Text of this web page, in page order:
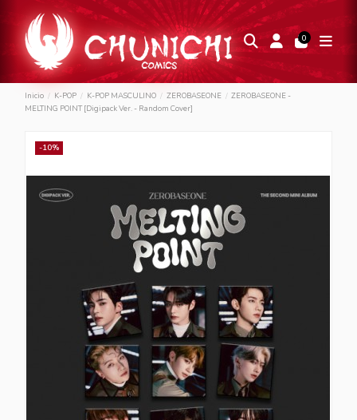
0
Inicio K-POP K-POP MASCULINO ZEROBASEONE
ZEROBASEONE -
MELTING POINT [Digipack Ver. - Random Cover]
-10%